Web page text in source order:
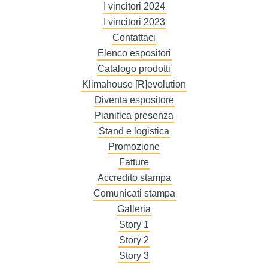
I vincitori 2024
I vincitori 2023
Contattaci
Elenco espositori
Catalogo prodotti
Klimahouse [R]evolution
Diventa espositore
Pianifica presenza
Stand e logistica
Promozione
Fatture
Accredito stampa
Comunicati stampa
Galleria
Story 1
Story 2
Story 3